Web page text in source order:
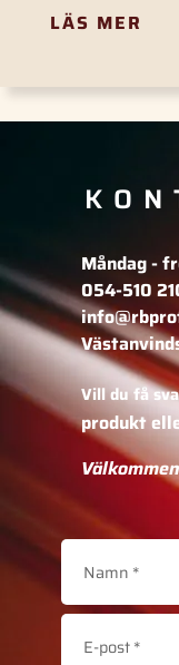
LÄS MER
Måndag -
054-510
Vill du få
produkt